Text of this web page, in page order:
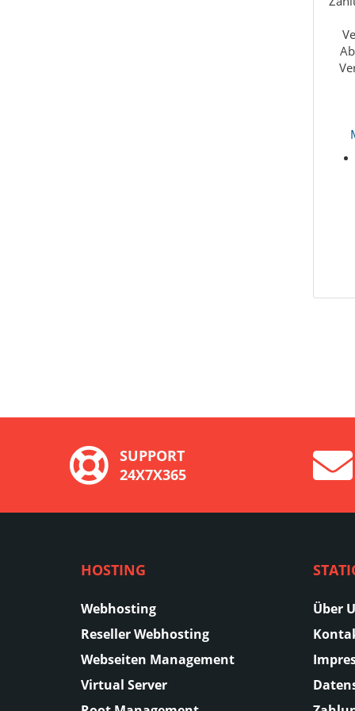
SUPPORT
24X7X365
HOSTING
Webhosting
Reseller Webhosting
Webseiten Management
Virtual Server
Über